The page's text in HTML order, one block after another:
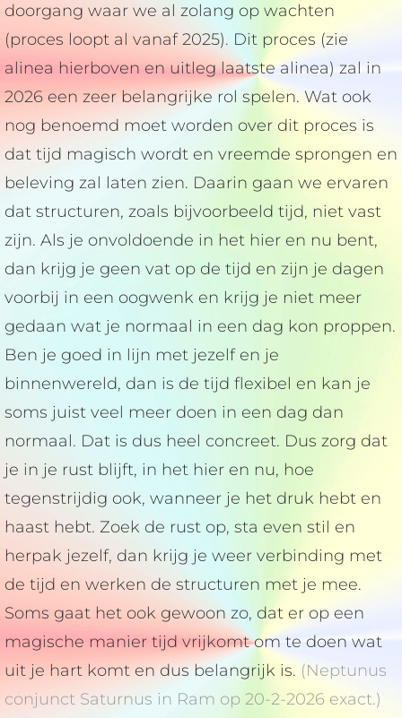
doorgang waar we al zolang op wachten
(proces loopt al vanaf 2025). Dit proces (zie
alinea hierboven en uitleg laatste alinea) zal in
2026 een zeer belangrijke rol spelen. Wat ook
nog benoemd moet worden over dit proces is
dat tijd magisch wordt en vreemde sprongen en
beleving zal laten zien. Daarin gaan we ervaren
dat structuren, zoals bijvoorbeeld tijd, niet vast
zijn. Als je onvoldoende in het hier en nu bent,
dan krijg je geen vat op de tijd en zijn je dagen
voorbij in een oogwenk en krijg je niet meer
gedaan wat je normaal in een dag kon proppen.
Ben je goed in lijn met jezelf en je
binnenwereld, dan is de tijd flexibel en kan je
soms juist veel meer doen in een dag dan
normaal. Dat is dus heel concreet. Dus zorg dat
je in je rust blijft, in het hier en nu, hoe
tegenstrijdig ook, wanneer je het druk hebt en
haast hebt. Zoek de rust op, sta even stil en
herpak jezelf, dan krijg je weer verbinding met
de tijd en werken de structuren met je mee.
Soms gaat het ook gewoon zo, dat er op een
magische manier tijd vrijkomt om te doen wat
uit je hart komt en dus belangrijk is. (Neptunus
conjunct Saturnus in Ram op 20-2-2026 exact.)